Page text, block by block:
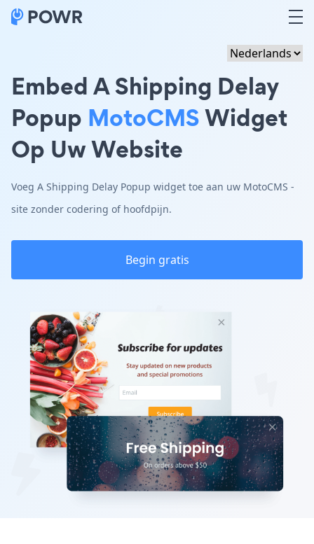
Embed A Shipping Delay
Popup MotoCMSWidget
Op Uw Website
Voeg A Shipping Delay Popup widget toe aan uw MotoCMS -
site zonder codering of hoofdpijn.
Begin gratis